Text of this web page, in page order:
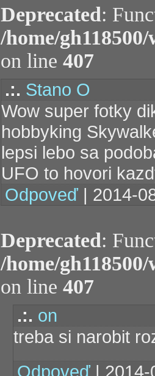
Deprecated:
/home/
on line 407
.:. Stano O
Wow super fotky
hobbyking
lepsi lebo sa
UFO to hovori
Odpoveď | 2014-
Deprecated:
/home/
on line 407
.:. on
treba si narobit
Odpoveď |